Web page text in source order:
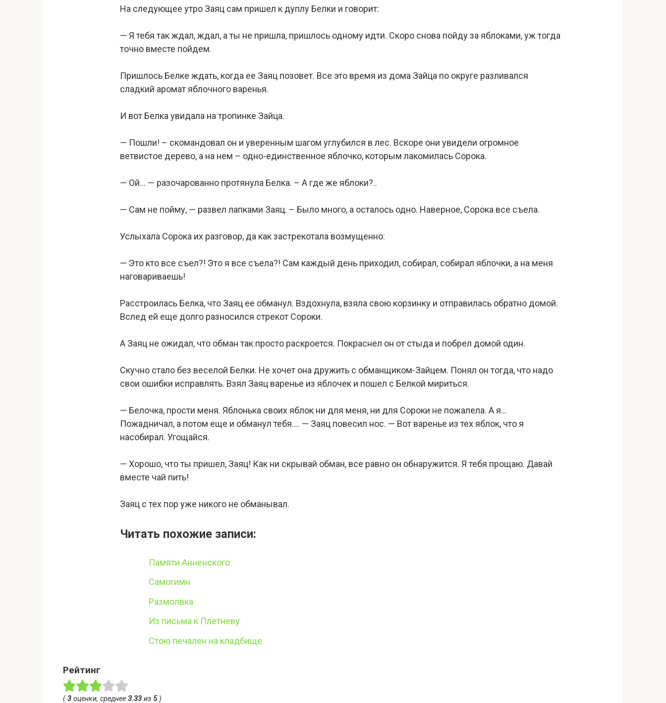
На следующее утро Заяц сам пришел к дуплу Белки и говорит:
— Я тебя так ждал, ждал, а ты не пришла, пришлось одному идти. Скоро снова пойду за яблоками, уж тогда
точно вместе пойдем.
Пришлось Белке ждать, когда ее Заяц позовет. Все это время из дома Зайца по округе разливался
сладкий аромат яблочного варенья.
И вот Белка увидала на тропинке Зайца.
— Пошли! – скомандовал он и уверенным шагом углубился в лес. Вскоре они увидели огромное
ветвистое дерево, а на нем – одно-единственное яблочко, которым лакомилась Сорока.
— Ой… — разочарованно протянула Белка. – А где же яблоки?..
— Сам не пойму, — развел лапками Заяц. – Было много, а осталось одно. Наверное, Сорока все съела.
Услыхала Сорока их разговор, да как застрекотала возмущенно:
— Это кто все съел?! Это я все съела?! Сам каждый день приходил, собирал, собирал яблочки, а на меня
наговариваешь!
Расстроилась Белка, что Заяц ее обманул. Вздохнула, взяла свою корзинку и отправилась обратно домой.
Вслед ей еще долго разносился стрекот Сороки.
А Заяц не ожидал, что обман так просто раскроется. Покраснел он от стыда и побрел домой один.
Скучно стало без веселой Белки. Не хочет она дружить с обманщиком-Зайцем. Понял он тогда, что надо
свои ошибки исправлять. Взял Заяц варенье из яблочек и пошел с Белкой мириться.
— Белочка, прости меня. Яблонька своих яблок ни для меня, ни для Сороки не пожалела. А я…
Пожадничал, а потом еще и обманул тебя…. — Заяц повесил нос. — Вот варенье из тех яблок, что я
насобирал. Угощайся.
— Хорошо, что ты пришел, Заяц! Как ни скрывай обман, все равно он обнаружится. Я тебя прощаю. Давай
вместе чай пить!
Заяц с тех пор уже никого не обманывал.
Читать похожие записи:
Памяти Анненского
Самогимн
Размолвка
Из письма к Плетневу
Стою печален на кладбище
Рейтинг
(3 оценки, среднее 3.33 из 5)